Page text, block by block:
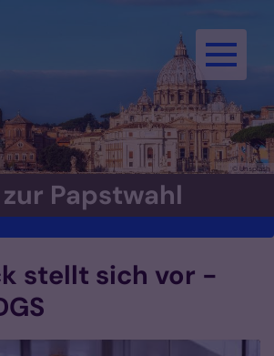
© Unsplash
Papstwahl
stellt sich vor -